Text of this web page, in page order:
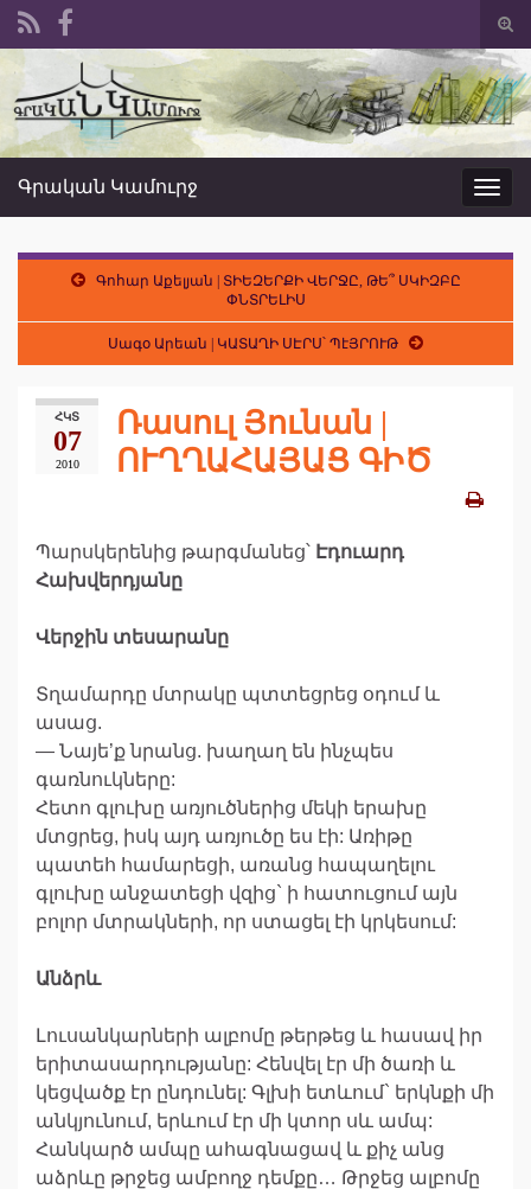
form
Search for:
Գրական Կամուրջ
Գոհար Աքելյան | ՏԻԵԶԵՐՔԻ ՎԵՐՋԸ, ԹԵ՞ ՍԿԻԶԲԸ
ՓՆՏՐԵԼԻՍ
Սագօ Արեան | ԿԱՏԱՂԻ ՍԷՐՍ՝ ՊէՅՐՈՒԹ
ՀԿՏ
07
2010
Ռասուլ Յունան |
ՈՒՂՂԱՀԱՅԱՑ ԳԻԾ
Պարսկերենից թարգմանեց՝ Էդուարդ
Հախվերդյանը
Վերջին տեսարանը
Տղամարդը մտրակը պտտեցրեց օդում և
ասաց.
— Նայե’ք նրանց. խաղաղ են ինչպես
գառնուկները:
Հետո գլուխը առյուծներից մեկի երախը
մտցրեց, իսկ այդ առյուծը ես էի: Առիթը
պատեհ համարեցի, առանց հապաղելու
գլուխը անջատեցի վզից` ի հատուցում այն
բոլոր մտրակների, որ ստացել էի կրկեսում:
Անձրև
Լուսանկարների ալբոմը թերթեց և հասավ իր
երիտասարդությանը: Հենվել էր մի ծառի և
կեցվածք էր ընդունել: Գլխի ետևում` երկնքի մի
անկյունում, երևում էր մի կտոր սև ամպ:
Հանկարծ ամպը ահագնացավ և քիչ անց
աձրևը թրջեց ամբողջ դեմքը… Թրջեց ալբոմը